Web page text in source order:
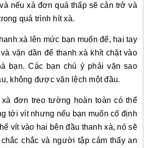
nếu xà đơn quá thấp sẽ cản trở và
quá trình hít xà.
xà lên mức bạn muốn để, hai tay
vặn dần để thanh xà khít chặt vào
bạn. Các bạn chú ý phải vặn sao
không được vặn lệch một đầu.
đơn treo tường hoàn toàn có thể
tới vít nhưng nếu bạn muốn cố định
vít vào hai bên đầu thanh xà, nó sẽ
chắc và người tập cảm thấy an